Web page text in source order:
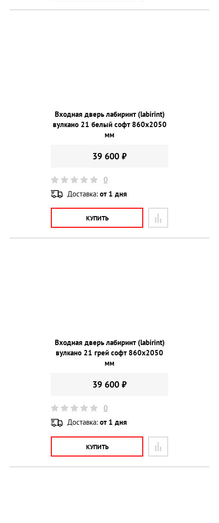
Входная дверь лабиринт (labirint)
вулкано 21 белый софт 860х2050
мм
39 600 ₽
0
Доставка: от 1 дня
КУПИТЬ
Входная дверь лабиринт (labirint)
вулкано 21 грей софт 860х2050
мм
39 600 ₽
0
Доставка: от 1 дня
КУПИТЬ